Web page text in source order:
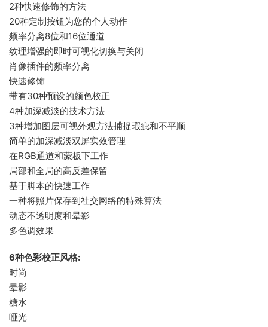
2种快速修饰的方法
20种定制按钮为您的个人动作
频率分离8位和16位通道
纹理增强的即时可视化切换与关闭
肖像插件的频率分离
快速修饰
带有30种预设的颜色校正
4种加深减淡的技术方法
3种增加图层可视外观方法捕捉瑕疵和不平顺
简单的加深减淡双屏实效管理
在RGB通道和蒙板下工作
局部和全局的高反差保留
基于脚本的快速工作
一种将照片保存到社交网络的特殊算法
动态不透明度和晕影
多色调效果
6种色彩校正风格:
时尚
晕影
糖水
哑光